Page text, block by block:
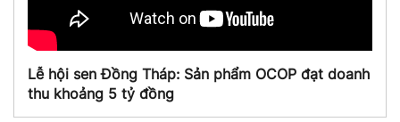
Lễ hội sen Đồng Tháp: Sản phẩm OCOP đạt doanh
thu khoảng 5 tỷ đồng